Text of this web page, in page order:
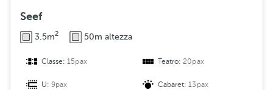
Seef
3.5m2 50m altezza
Classe:15pax Teatro:20pax
U:9pax Cabaret:13pax